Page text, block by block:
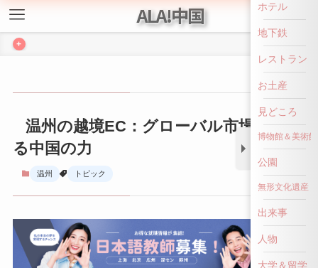
ALA!中国
+
温州の越境EC：グローバル市場におけ
る中国の力
温州 トピック
ホテル
地下鉄
レストラン
お土産
見どころ
博物館＆美術館
公園
無形文化遺産
出来事
人物
大学＆留学